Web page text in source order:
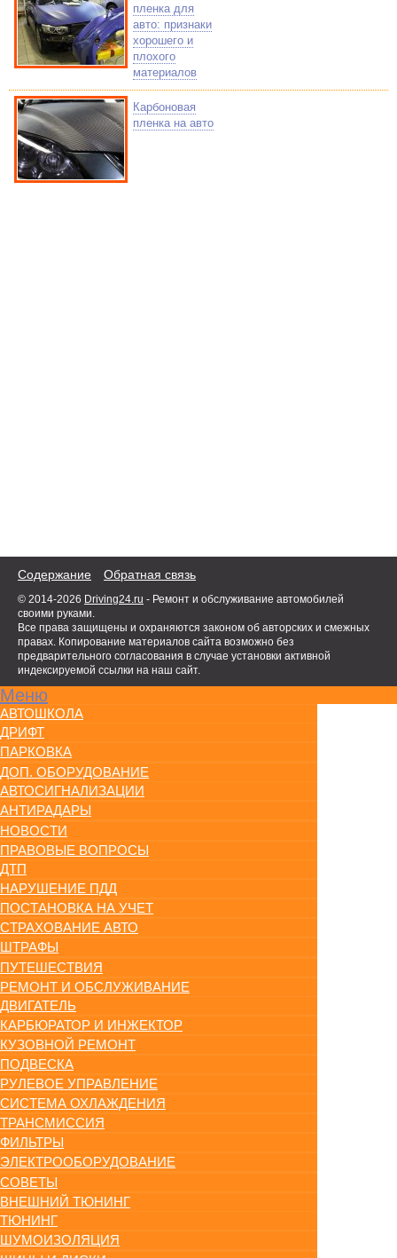
пленка для
авто: признаки
хорошего и
плохого
материалов
Карбоновая
пленка на авто
Содержание Обратная связь
© 2014-2026 Driving24.ru - Ремонт и обслуживание автомобилей
своими руками.
Все права защищены и охраняются законом об авторских и смежных
правах. Копирование материалов сайта возможно без
предварительного согласования в случае установки активной
индексируемой ссылки на наш сайт.
Меню
АВТОШКОЛА
ДРИФТ
ПАРКОВКА
ДОП. ОБОРУДОВАНИЕ
АВТОСИГНАЛИЗАЦИИ
АНТИРАДАРЫ
НОВОСТИ
ПРАВОВЫЕ ВОПРОСЫ
ДТП
НАРУШЕНИЕ ПДД
ПОСТАНОВКА НА УЧЕТ
СТРАХОВАНИЕ АВТО
ШТРАФЫ
ПУТЕШЕСТВИЯ
РЕМОНТ И ОБСЛУЖИВАНИЕ
ДВИГАТЕЛЬ
КАРБЮРАТОР И ИНЖЕКТОР
КУЗОВНОЙ РЕМОНТ
ПОДВЕСКА
РУЛЕВОЕ УПРАВЛЕНИЕ
СИСТЕМА ОХЛАЖДЕНИЯ
ТРАНСМИССИЯ
ФИЛЬТРЫ
ЭЛЕКТРООБОРУДОВАНИЕ
СОВЕТЫ
ВНЕШНИЙ ТЮНИНГ
ТЮНИНГ
ШУМОИЗОЛЯЦИЯ